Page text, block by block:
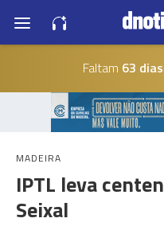
Faltam 63 dias
MADEIRA
IPTL leva
Seixal